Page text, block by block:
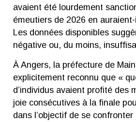
avaient été lourdement
émeutiers de 2026 en
Les données disponibles
négative ou, du moins,
À Angers, la préfecture de
explicitement reconnu que «
d’individus avaient profité des
joie consécutives à la finale
dans l’objectif de se